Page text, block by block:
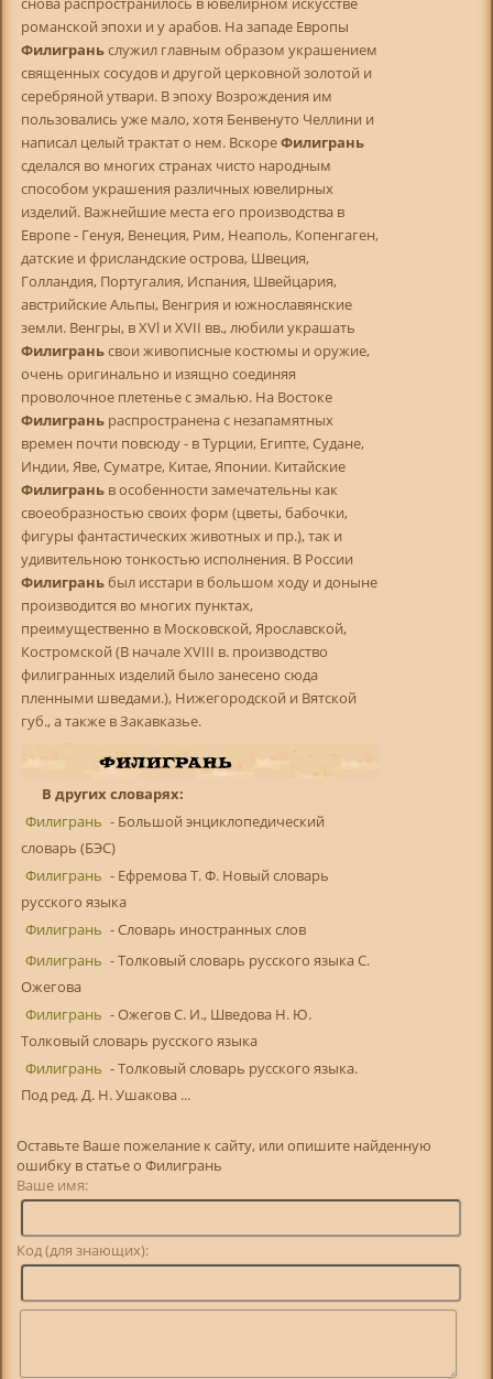
романской эпохи и у арабов. На западе Европы
Филиграньслужил главным образом украшением
священных сосудов и другой церковной золотой и
серебряной утвари. В эпоху Возрождения им
пользовались уже мало, хотя Бенвенуто Челлини и
написал целый трактат о нем. ВскореФилигрань
сделался во многих странах чисто народным
способом украшения различных ювелирных
изделий. Важнейшие места его производства в
Европе - Генуя, Венеция, Рим, Неаполь, Копенгаген,
датские и фрисландские острова, Швеция,
Голландия, Португалия, Испания, Швейцария,
австрийские Альпы, Венгрия и южнославянские
земли. Венгры, в XVl и XVII вв., любили украшать
Филиграньсвои живописные костюмы и оружие,
очень оригинально и изящно соединяя
проволочное плетенье с эмалью. На Востоке
Филигрань распространена с незапамятных
времен почти повсюду - в Турции, Египте, Судане,
Индии, Яве, Суматре, Китае, Японии. Китайские
Филигрань в особенности замечательны как
своеобразностью своих форм (цветы, бабочки,
фигуры фантастических животных и пр.), так и
удивительною тонкостью исполнения. В России
Филиграньбыл исстари в большом ходу и доныне
производится во многих пунктах,
преимущественно в Московской, Ярославской,
Костромской (В начале XVIII в. производство
филигранных изделий было занесено сюда
пленными шведами.), Нижегородской и Вятской
губ., а также в Закавказье.
В других словарях:
Филигрань - Большой энциклопедический
словарь (БЭС)
Филигрань - Ефремова Т. Ф. Новый словарь
русского языка
Филигрань - Словарь иностранных слов
Филигрань - Толковый словарь русского языка С.
Ожегова
Филигрань - Ожегов С. И., Шведова Н. Ю.
Толковый словарь русского языка
Филигрань - Толковый словарь русского языка.
Под ред. Д. Н. Ушакова ...
Оставьте Ваше пожелание к сайту, или опишите найденную
ошибку в статье о Филигрань
Ваше имя:
Код (для знающих):